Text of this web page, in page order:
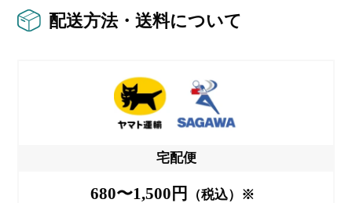
配送方法・送料について
宅配便
680〜1,500円 （税込）※